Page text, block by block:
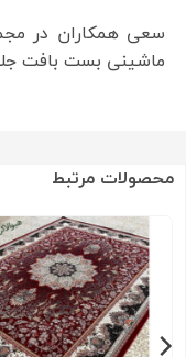
سعی همکاران در
ماشینی بست بافت
محصولات مرتبط